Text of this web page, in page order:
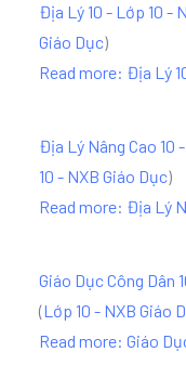
Địa Lý 10 - Lớp 10 -
Giáo Dục)
Read more: Địa Lý
Địa Lý Nâng Cao 10
10 - NXB Giáo Dục)
Read more: Địa Lý
Giáo Dục Công Dân
(Lớp 10 - NXB Giáo
Read more: Giáo